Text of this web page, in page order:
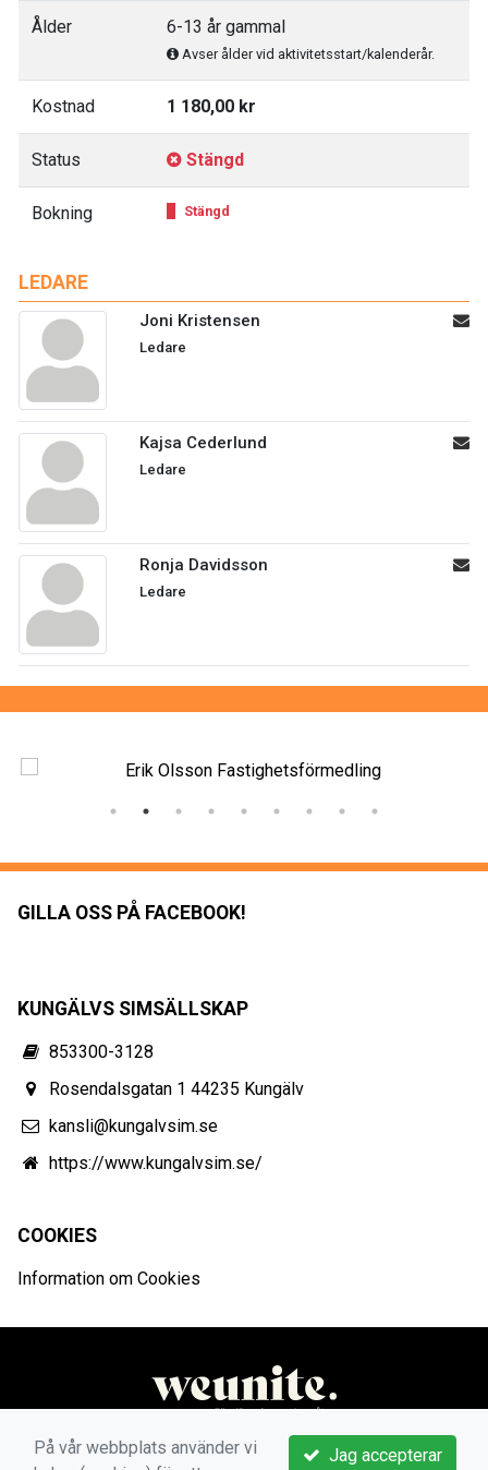
LEDARE
Joni Kristensen
Ledare
Kajsa Cederlund
Ledare
Ronja Davidsson
Ledare
Ålder 6-13 år gammal
Avser ålder vid aktivitetsstart/kalenderår.
Kostnad 1 180,00 kr
Status Stängd
Bokning Stängd
GILLA OSS PÅ FACEBOOK!
KUNGÄLVS SIMSÄLLSKAP
853300-3128
Rosendalsgatan 1 44235 Kungälv
kansli@kungalvsim.se
https://www.kungalvsim.se/
COOKIES
Information om Cookies
Jag accepterar
På vår webbplats använder vi